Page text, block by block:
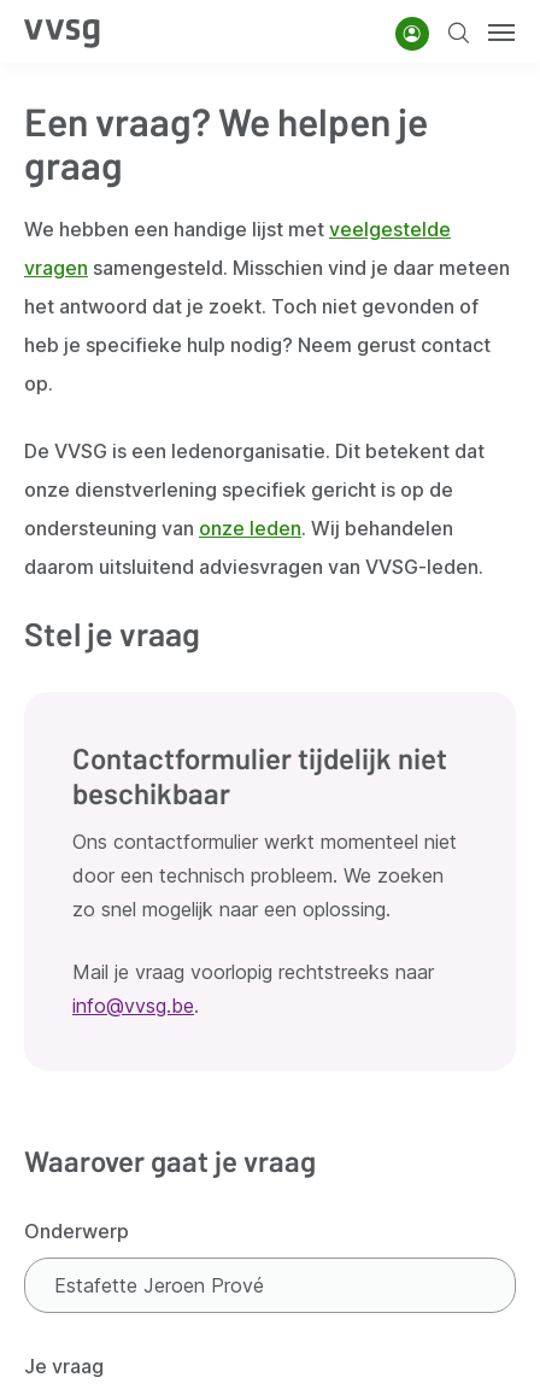
Overslaan
gaan
AccountZoeken
Een vraag? We helpen je
graag
We hebben een handige lijst met veelgestelde
vragen samengesteld. Misschien vind je daar meteen
het antwoord dat je zoekt. Toch niet gevonden of
heb je specifieke hulp nodig? Neem gerust contact
op.
De VVSG is een ledenorganisatie. Dit betekent dat
onze dienstverlening specifiek gericht is op de
ondersteuning van onze leden. Wij behandelen
daarom uitsluitend adviesvragen van VVSG-leden.
Stel je vraag
Contactformulier tijdelijk niet
beschikbaar
Ons contactformulier werkt momenteel niet
door een technisch probleem. We zoeken
zo snel mogelijk naar een oplossing.
Mail je vraag voorlopig rechtstreeks naar
info@vvsg.be.
Waarover gaat je vraag
Onderwerp
Je vraag